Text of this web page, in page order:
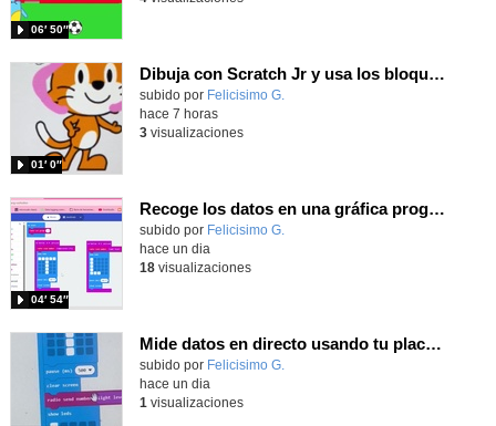
06′ 50″
Dibuja con Scratch Jr y usa los bloques de aparecer/desparecer para hacer animaciones
Contenido educativo.
subido por Felicisimo G.
01′ 0″
hace 7 horas
3visualizaciones
Recoge los datos en una gráfica programando tu placa microbit con MakeCode y conoce la Tª y nivel de luz en este eclipse
Contenido educativo.
subido por Felicisimo G.
04′ 54″
hace un dia
18visualizaciones
Mide datos en directo usando tu placa microbit y programando con MakeCode dos placas conectadas por radio
Contenido educativo.
subido por Felicisimo G.
hace un dia
1 visualizaciones